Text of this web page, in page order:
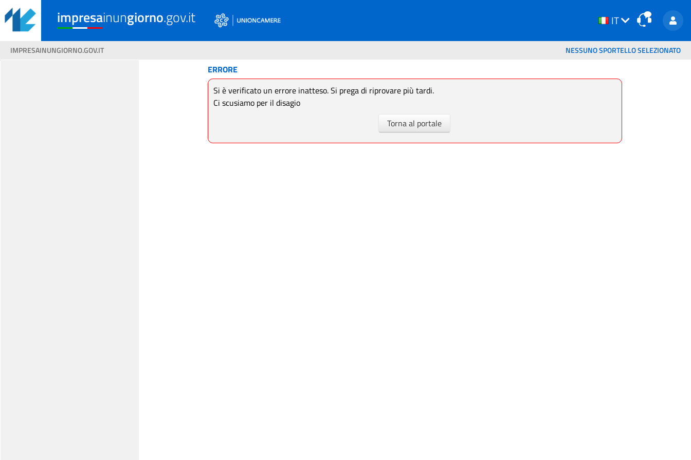
impresainungiorno.gov.it
IT
IT
IMPRESAINUNGIORNO.GOV.IT NESSUNO SPORTELLO SELEZIONATO
ERRORE
Si è verificato un errore inatteso. Si prega di riprovare più tardi.
Ci scusiamo per il disagio
Torna al portale